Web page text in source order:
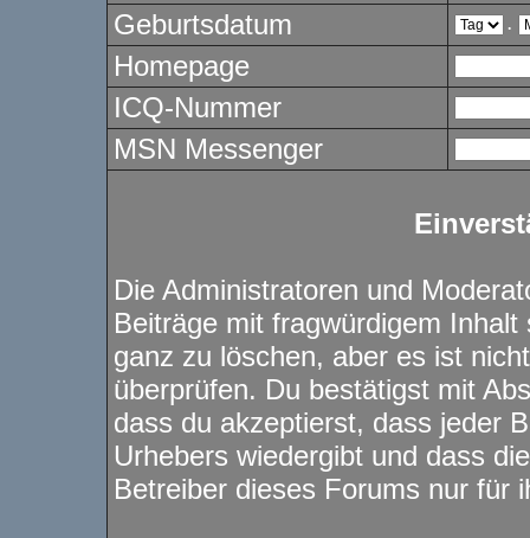
Geburtsdatum
.
Homepage
ICQ-Nummer
MSN Messenger
Die Administratoren und
Beiträge mit fragwürdigem
ganz zu löschen, aber es ist
überprüfen. Du bestätigst mit
dass du akzeptierst, dass jeder
Urhebers wiedergibt und dass
Betreiber dieses Forums nur für